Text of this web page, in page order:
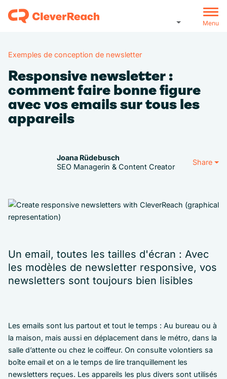
Menu
Exemples de conception de newsletter
Responsive newsletter :
comment faire bonne figure
avec vos emails sur tous les
appareils
Joana Rüdebusch
SEO Managerin & Content Creator
Share
Un email, toutes les tailles d'écran : Avec
les modèles de newsletter responsive, vos
newsletters sont toujours bien lisibles
Les emails sont lus partout et tout le temps : Au bureau ou à
la maison, mais aussi en déplacement dans le métro, dans la
salle d’attente ou chez le coiffeur. On consulte volontiers sa
boîte email et on a le temps de lire tranquillement les
newsletters reçues. Les appareils les plus divers sont utilisés